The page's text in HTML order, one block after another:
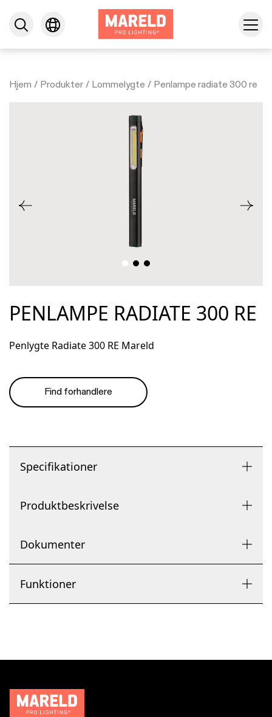
Hjem / Produkter / Lommelygte / Penlampe radiate 300 re
PENLAMPE RADIATE 300 RE
Penlygte Radiate 300 RE Mareld
Find forhandlere
Specifikationer
Produktbeskrivelse
Dokumenter
Funktioner